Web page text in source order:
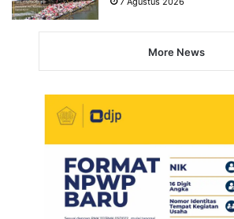
More News